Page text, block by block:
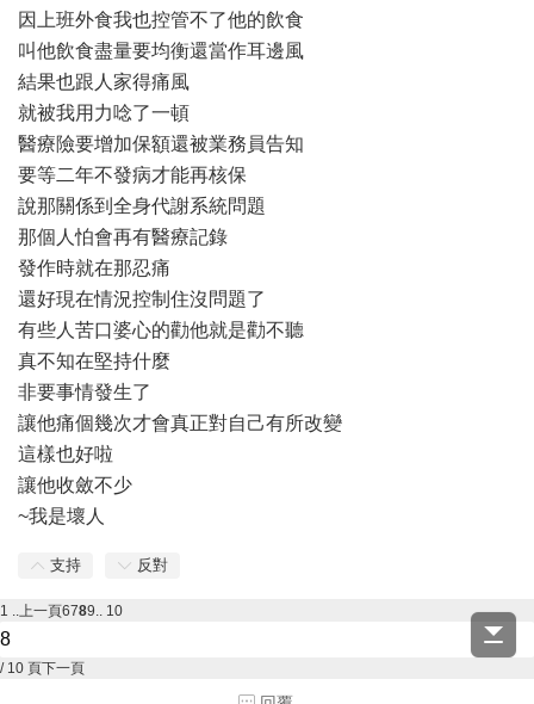
因上班外食我也控管不了他的飲食
叫他飲食盡量要均衡還當作耳邊風
結果也跟人家得痛風
就被我用力唸了一頓
醫療險要增加保額還被業務員告知
要等二年不發病才能再核保
說那關係到全身代謝系統問題
那個人怕會再有醫療記錄
發作時就在那忍痛
還好現在情況控制住沒問題了
有些人苦口婆心的勸他就是勸不聽
真不知在堅持什麼
非要事情發生了
讓他痛個幾次才會真正對自己有所改變
這樣也好啦
讓他收斂不少
~我是壞人
支持 反對
1 ..上一頁6789.. 10
/ 10 頁下一頁